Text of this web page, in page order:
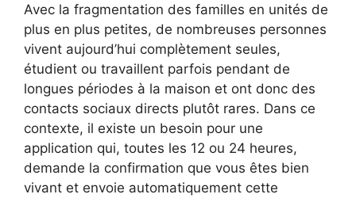
Avec la fragmentation des familles en unités de
plus en plus petites, de nombreuses personnes
vivent aujourd’hui complètement seules,
étudient ou travaillent parfois pendant de
longues périodes à la maison et ont donc des
contacts sociaux directs plutôt rares. Dans ce
contexte, il existe un besoin pour une
application qui, toutes les 12 ou 24 heures,
demande la confirmation que vous êtes bien
vivant et envoie automatiquement cette